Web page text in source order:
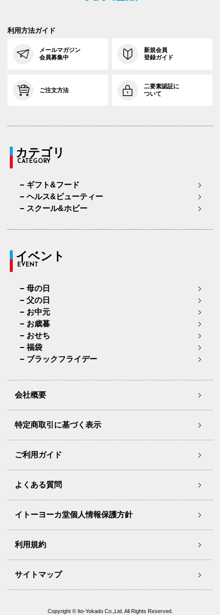
利用方法ガイド
メールマガジン
会員募集中
新規会員
登録ガイド
ご注文方法
二要素認証に
ついて
カテゴリ
CATEGORY
ギフト&フード
ヘルス&ビューティー
スクール&ホビー
イベント
EVENT
母の日
父の日
お中元
お歳暮
おせち
福袋
ブラックフライデー
会社概要
特定商取引に基づく表示
ご利用ガイド
よくある質問
イトーヨーカ堂個人情報保護方針
利用規約
サイトマップ
Copyright © Ito-Yokado Co.,Ltd. All Rights Reserved.